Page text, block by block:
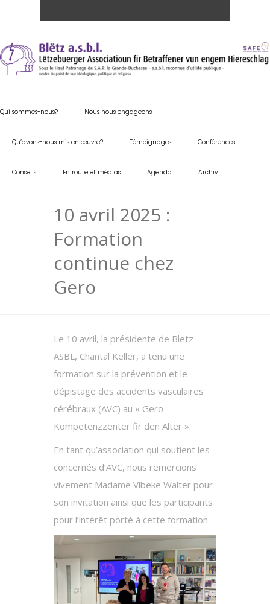
Qui sommes-nous? Nous nous engageons
Qu’avons-nous mis en œuvre? Témoignages Conférences
Conseils En route et médias Agenda Archiv
10 avril 2025 :
Formation
continue chez
Gero
Le 10 avril, la présidente de Blëtz
ASBL, Chantal Keller, a tenu une
formation sur la prévention et le
dépistage des accidents vasculaires
cérébraux (AVC) au « Gero –
Kompetenzzenter fir den Alter ».
En tant qu’association qui soutient les
concernés d’AVC, nous remercions
vivement Madame Vibeke Walter pour
son invitation ainsi que les participants
pour l’intérêt porté à cette formation.